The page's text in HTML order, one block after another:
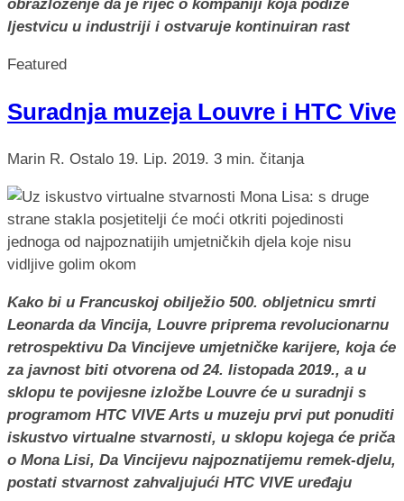
obrazloženje da je riječ o kompaniji koja podiže
ljestvicu u industriji i ostvaruje kontinuiran rast
Featured
Suradnja muzeja Louvre i HTC Vive
Marin R. Ostalo 19. Lip. 2019. 3 min. čitanja
Kako bi u Francuskoj obilježio 500. obljetnicu smrti
Leonarda da Vincija, Louvre priprema revolucionarnu
retrospektivu Da Vincijeve umjetničke karijere, koja će
za javnost biti otvorena od 24. listopada 2019., a u
sklopu te povijesne izložbe Louvre će u suradnji s
programom HTC VIVE Arts u muzeju prvi put ponuditi
iskustvo virtualne stvarnosti, u sklopu kojega će priča
o Mona Lisi, Da Vincijevu najpoznatijemu remek-djelu,
postati stvarnost zahvaljujući HTC VIVE uređaju